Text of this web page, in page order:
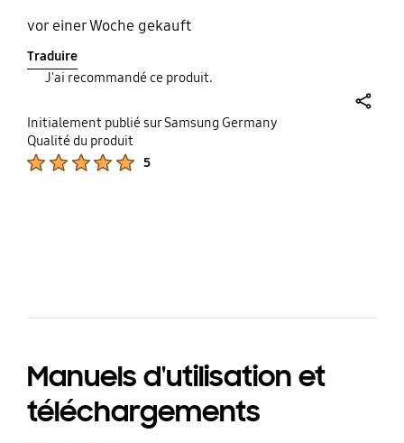
vor einer Woche gekauft
Traduire
J'ai recommandé ce produit.
Initialement publié sur Samsung Germany
Qualité du produit
5
Manuels d'utilisation et
téléchargements